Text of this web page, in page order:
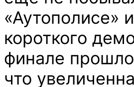
«Аутополисе»
короткого
финале
что